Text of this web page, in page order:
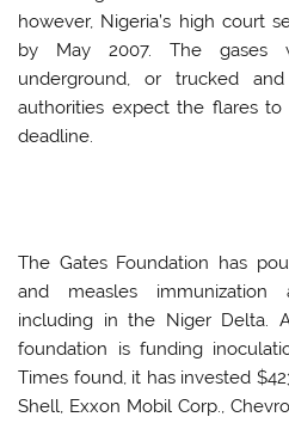
however, Nigeria’s high court
by May 2007. The gases
underground, or trucked
authorities expect the flares
deadline.
The Gates Foundation has
and measles immunization
including in the Niger Delta.
foundation is funding
Times found, it has invested
Shell, Exxon Mobil Corp.,